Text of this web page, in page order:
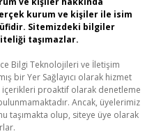
kurum ve kişiler ile isim
Sitemizdeki bilgiler
taşımazlar.
Bilgi Teknolojileri ve İletişim
bir Yer Sağlayıcı olarak hizmet
proaktif olarak denetleme
Ancak, üyelerimiz
taşımakta olup, siteye üye olarak